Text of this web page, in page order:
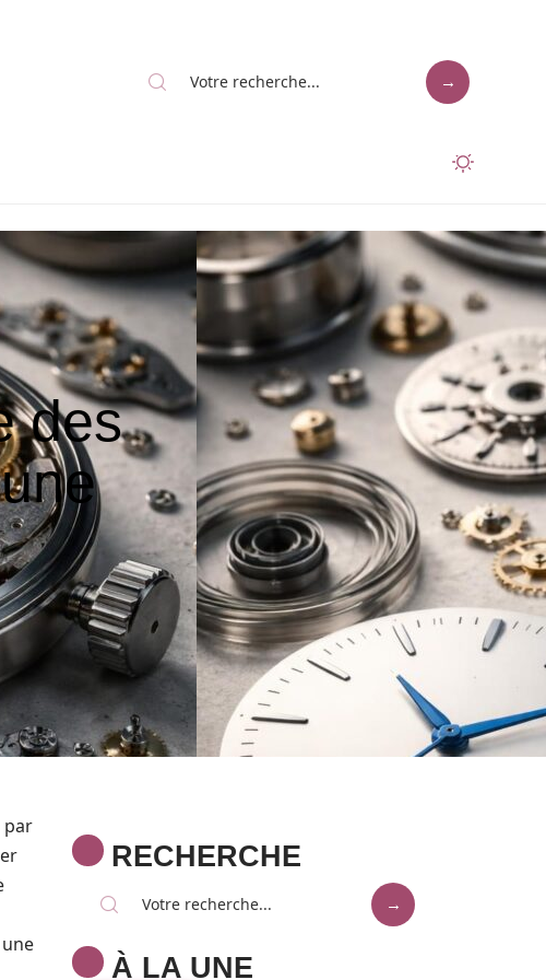
des
par
RECHERCHE
À LA UNE